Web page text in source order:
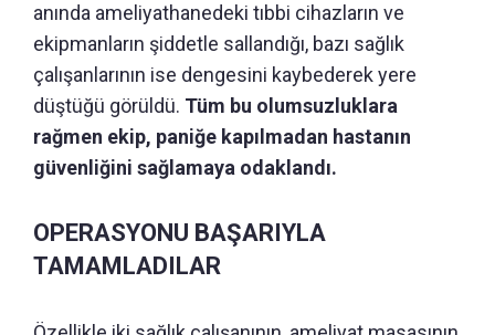
anında ameliyathanedeki tıbbi cihazların ve
ekipmanların şiddetle sallandığı, bazı sağlık
çalışanlarının ise dengesini kaybederek yere
düştüğü görüldü. Tüm bu olumsuzluklara
rağmen ekip, paniğe kapılmadan hastanın
güvenliğini sağlamaya odaklandı.
OPERASYONU BAŞARIYLA
TAMAMLADILAR